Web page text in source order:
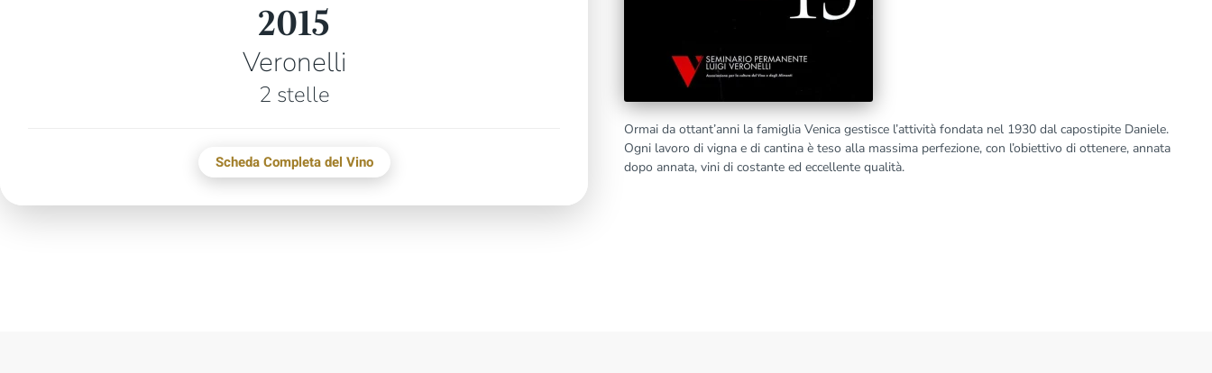
2015
Veronelli
2 stelle
Scheda Completa del Vino
Ormai da ottant’anni la famiglia Venica gestisce l’attività fondata nel 1930 dal capostipite Daniele.
Ogni lavoro di vigna e di cantina è teso alla massima perfezione, con l’obiettivo di ottenere, annata
dopo annata, vini di costante ed eccellente qualità.